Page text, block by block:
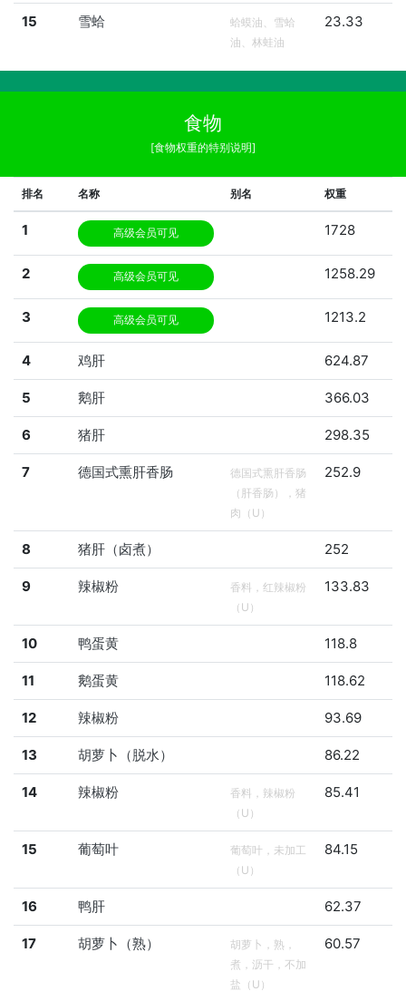
15 雪蛤
蛤蟆油、雪蛤
油、林蛙油
23.33
食物
[食物权重的特别说明]
排名 名称 别名 权重
1 高级会员可见 1728
2 高级会员可见 1258.29
3 高级会员可见 1213.2
4 鸡肝 624.87
5 鹅肝 366.03
6 猪肝 298.35
7 德国式熏肝香肠
德国式熏肝香肠
（肝香肠），猪
肉（U）
252.9
8 猪肝（卤煮） 252
9 辣椒粉
香料，红辣椒粉
（U）
133.83
10 鸭蛋黄 118.8
11 鹅蛋黄 118.62
12 辣椒粉 93.69
13 胡萝卜（脱水） 86.22
14 辣椒粉
香料，辣椒粉
（U）
85.41
15 葡萄叶
葡萄叶，未加工
（U）
84.15
16 鸭肝 62.37
17 胡萝卜（熟）
胡萝卜，熟，
煮，沥干，不加
盐（U）
60.57